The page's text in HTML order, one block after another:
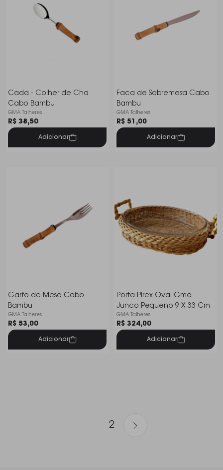
Cada - Colher de Cha
Cabo Bambu
GMA Talheres
R$ 38,50
Adicionar
Faca de Sobremesa Cabo
Bambu
GMA Talheres
R$ 51,00
Adicionar
Garfo de Mesa Cabo
Bambu
GMA Talheres
R$ 53,00
Adicionar
Porta Pirex Oval Gma
Junco Pequeno 9 X 33 Cm
GMA Talheres
R$ 324,00
Adicionar
2